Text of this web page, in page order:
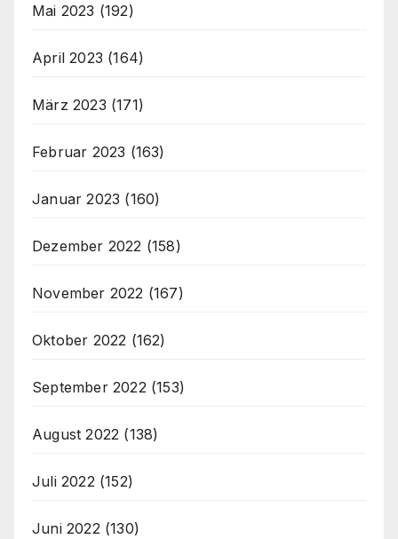
Mai 2023 (192)
April 2023 (164)
März 2023 (171)
Februar 2023 (163)
Januar 2023 (160)
Dezember 2022 (158)
November 2022 (167)
Oktober 2022 (162)
September 2022 (153)
August 2022 (138)
Juli 2022 (152)
Juni 2022 (130)